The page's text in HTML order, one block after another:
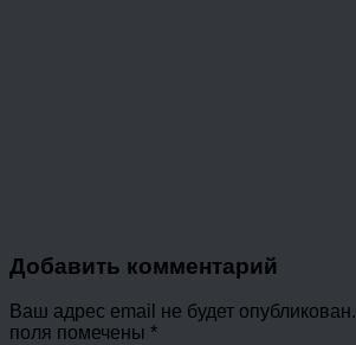
Добавить комментарий
Ваш адрес email не будет опубликован.
поля помечены *